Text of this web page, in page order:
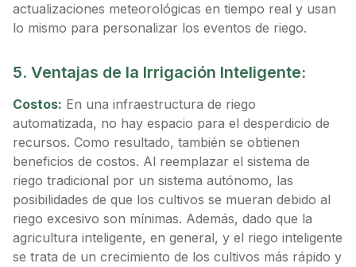
actualizaciones meteorológicas en tiempo real y usan
lo mismo para personalizar los eventos de riego.
5. Ventajas de la Irrigación Inteligente:
Costos: En una infraestructura de riego
automatizada, no hay espacio para el desperdicio de
recursos. Como resultado, también se obtienen
beneficios de costos. Al reemplazar el sistema de
riego tradicional por un sistema autónomo, las
posibilidades de que los cultivos se mueran debido al
riego excesivo son mínimas. Además, dado que la
agricultura inteligente, en general, y el riego inteligente
se trata de un crecimiento de los cultivos más rápido y